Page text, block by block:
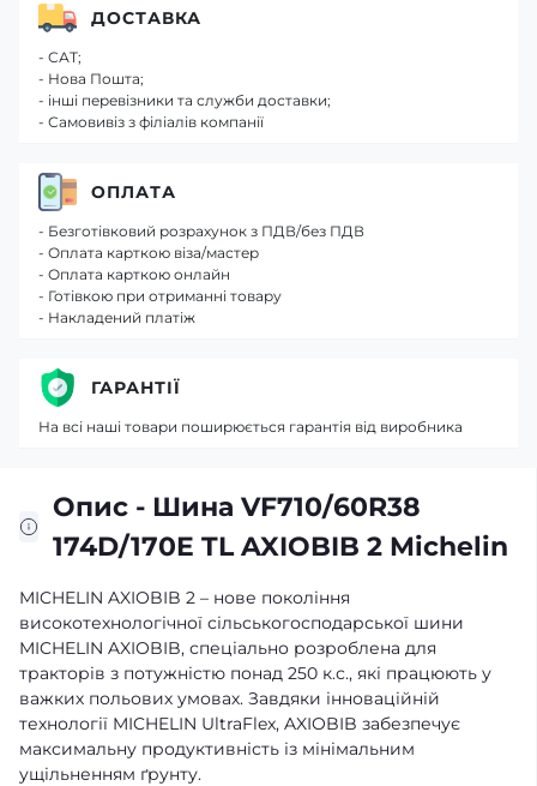
Опис - Шина VF710/60R38
174D/170E TL AXIOBIB 2 Michelin
MICHELIN AXIOBIB 2 – нове покоління
високотехнологічної сільськогосподарської шини
MICHELIN AXIOBIB, спеціально розроблена для
тракторів з потужністю понад 250 к.с., які працюють у
важких польових умовах. Завдяки інноваційній
технології MICHELIN UltraFlex, AXIOBIB забезпечує
максимальну продуктивність із мінімальним
ущільненням ґрунту.
ДОСТАВКА
- САТ;
- Нова Пошта;
- інші перевізники та служби доставки;
- Самовивіз з філіалів компанії
ОПЛАТА
- Безготівковий розрахунок з ПДВ/без ПДВ
- Оплата карткою віза/мастер
- Оплата карткою онлайн
- Готівкою при отриманні товару
- Накладений платіж
ГАРАНТІЇ
На всі наші товари поширюється гарантія від виробника